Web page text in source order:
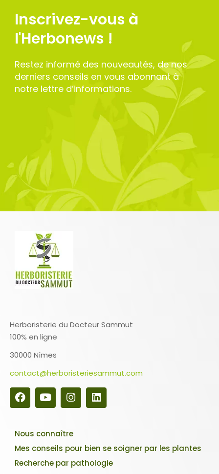
Inscrivez-vous à
l'Herbonews !
Restez informé des nouveautés, de nos
derniers conseils en vous abonnant à
notre lettre d’informations.
Herboristerie du Docteur Sammut
100% en ligne
30000 Nîmes
contact@herboristeriesammut.com
Nous connaître
Mes conseils pour bien se soigner par les plantes
Recherche par pathologie